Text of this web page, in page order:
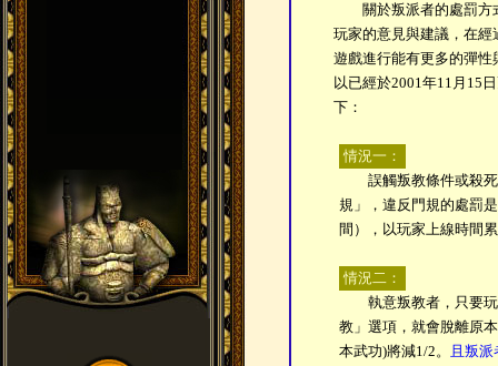
關於叛派者的處罰方
玩家的意見與建議，在
遊戲進行能有更多的彈
以已經於2001年11月15
下：
情況一：
誤觸叛教條件或殺死
規」，違反門規的處罰
間），以玩家上線時間
情況二：
執意叛教者，只要玩
教」選項，就會脫離原
本武功)將減1/2。
且叛